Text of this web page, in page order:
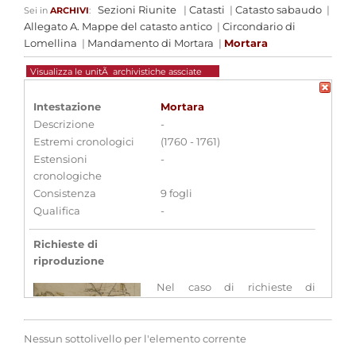
Sei in ARCHIVI: Sezioni Riunite | Catasti | Catasto sabaudo |
Allegato A. Mappe del catasto antico | Circondario di
Lomellina | Mandamento di Mortara | Mortara
Visualizza le unitÃ archivistiche assciate
Intestazione
Mortara
Descrizione
-
Estremi cronologici
(1760 - 1761)
Estensioni
cronologiche
-
Consistenza
9 fogli
Qualifica
-
Richieste di
riproduzione
Nel caso di richieste di
compilare il modulo presente
sul sito di questo Istituto
Nessun sottolivello per l'elemento corrente